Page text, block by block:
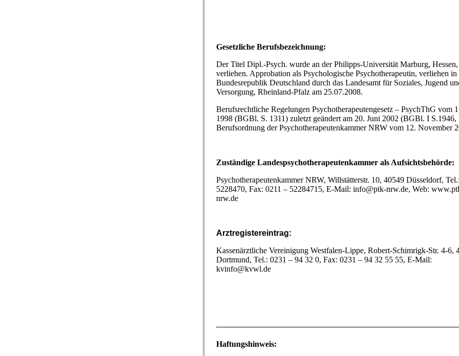
Gesetzliche Berufsbezeichnung:
Der Titel Dipl.-Psych. wurde an der Philipps-Universität Marburg, Hessen,
verliehen. Approbation als Psychologische Psychotherapeutin, verliehen in
Bundesrepublik Deutschland durch das Landesamt für Soziales, Jugend
Versorgung, Rheinland-Pfalz am 25.07.2008.
Berufsrechtliche Regelungen Psychotherapeutengesetz – PsychThG vom
1998 (BGBl. S. 1311) zuletzt geändert am 20. Juni 2002 (BGBl. I S.1946,
Berufsordnung der Psychotherapeutenkammer NRW vom 12. November
Zuständige Landespsychotherapeutenkammer als Aufsichtsbehörde:
Psychotherapeutenkammer NRW, Willstätterstr. 10, 40549 Düsseldorf,
5228470, Fax: 0211 – 52284715, E-Mail: info@ptk-nrw.de, Web:
nrw.de
Arztregistereintrag:
Kassenärztliche Vereinigung Westfalen-Lippe, Robert-Schimrigk-Str. 4-6,
Dortmund, Tel.: 0231 – 94 32 0, Fax: 0231 – 94 32 55 55, E-Mail:
kvinfo@kvwl.de
Haftungshinweis: